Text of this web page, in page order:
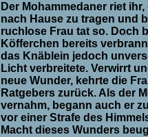
Der Mohammedaner riet
nach Hause zu tragen und
ruchlose Frau tat so. Doch
Köfferchen bereits
das Knäblein jedoch
Licht verbreitete. Verwirrt
neue Wunder, kehrte die
Ratgebers zurück. Als der
vernahm, begann auch er
vor einer Strafe des
Macht dieses Wunders